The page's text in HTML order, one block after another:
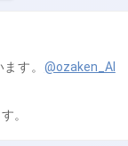
す。 @ozaken_AI
。